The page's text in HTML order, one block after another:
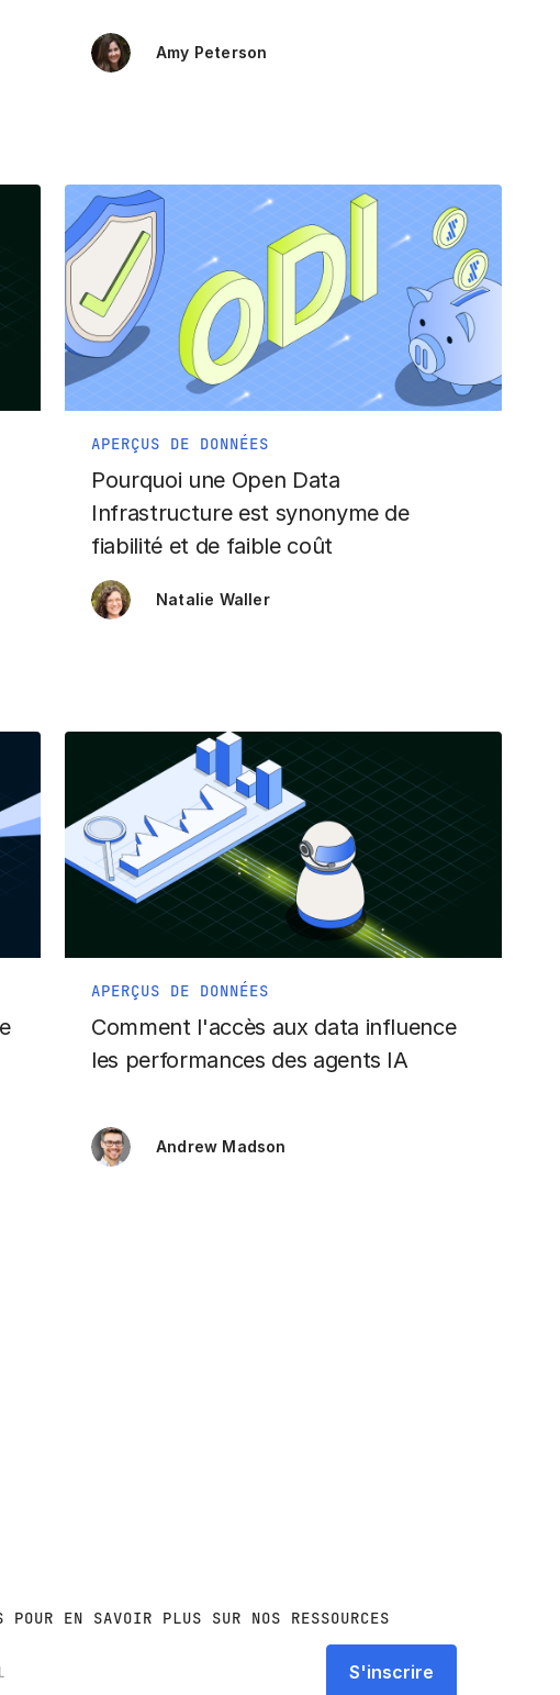
Amy Peterson
APERÇUS DE DONNÉES
Pourquoi une Open Data
Infrastructure est synonyme de
fiabilité et de faible coût
Natalie Waller
APERÇUS DE DONNÉES
Comment l'accès aux data influence
les performances des agents IA
Andrew Madson
POUR EN SAVOIR PLUS SUR NOS RESSOURCES